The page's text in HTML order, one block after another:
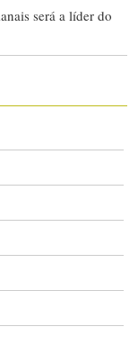
será a líder do